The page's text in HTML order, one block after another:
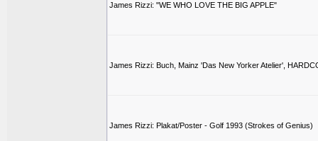
James Rizzi: "WE WHO LOVE THE BIG APPLE"
James Rizzi: Buch, Mainz 'Das New Yorker Atelier',
James Rizzi: Plakat/Poster - Golf 1993 (Strokes of Genius)